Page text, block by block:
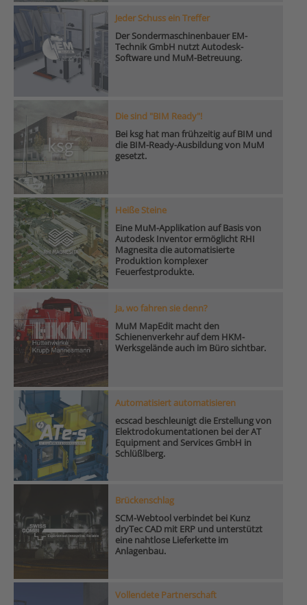
Jeder Schuss ein Treffer
Der Sondermaschinenbauer EM-
Technik GmbH nutzt Autodesk-
Software und MuM-Betreuung.
Die sind "BIM Ready"!
Bei ksg hat man frühzeitig auf BIM und
die BIM-Ready-Ausbildung von MuM
gesetzt.
Heiße Steine
Eine MuM-Applikation auf Basis von
Autodesk Inventor ermöglicht RHI
Magnesita die automatisierte
Produktion komplexer
Feuerfestprodukte.
Ja, wo fahren sie denn?
MuM MapEdit macht den
Schienenverkehr auf dem HKM-
Werksgelände auch im Büro sichtbar.
Automatisiert automatisieren
ecscad beschleunigt die Erstellung von
Elektrodokumentationen bei der AT
Equipment and Services GmbH in
Schlüßlberg.
Brückenschlag
SCM-Webtool verbindet bei Kunz
dryTec CAD mit ERP und unterstützt
eine nahtlose Lieferkette im
Anlagenbau.
Vollendete Partnerschaft